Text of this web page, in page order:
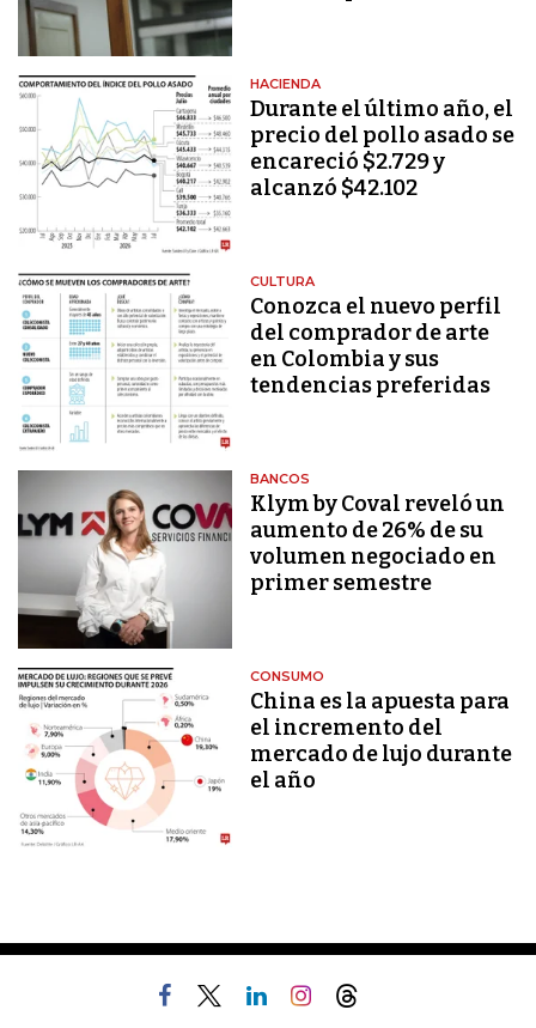
HACIENDA
Durante el último año, el
precio del pollo asado se
encareció $2.729 y
alcanzó $42.102
CULTURA
Conozca el nuevo perfil
del comprador de arte
en Colombia y sus
tendencias preferidas
BANCOS
Klym by Coval reveló un
aumento de 26% de su
volumen negociado en
primer semestre
CONSUMO
China es la apuesta para
el incremento del
mercado de lujo durante
el año